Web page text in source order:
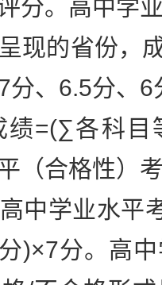
分。高中学
现的省份，
分、6.5分、
绩=(∑各科目
（合格性）
中学业水平
)×7分。高